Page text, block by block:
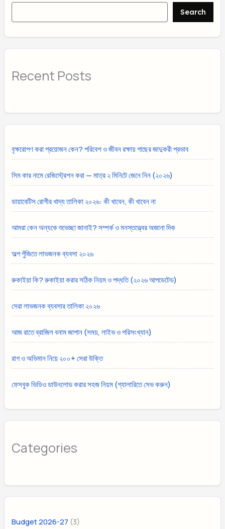
Search
Recent Posts
বৃক্ষরোপণ করা প্রয়োজন কেন? পরিবেশ ও জীবন রক্ষায় গাছের জাদুকরী প্রভাব
সিম কার নামে রেজিস্ট্রেশন করা — মাত্র ২ মিনিটে জেনে নিন (২০২৬)
ডায়াবেটিস রোগীর খাদ্য তালিকা ২০২৬: কী খাবেন, কী খাবেন না
আমরা কেন অন্যকে শুভেচ্ছা জানাই? সম্পর্ক ও মনস্তত্ত্বের অজানা দিক
অল্প পুঁজিতে লাভজনক ব্যবসা ২০২৬
রুকাইয়া কি? রুকাইয়া করার সঠিক নিয়ম ও পদ্ধতি (২০২৬ আপডেটেড)
সেরা লাভজনক ব্যবসার তালিকা ২০২৬
আজ রাতে ব্রাজিল বনাম জাপান (সময়, লাইভ ও পরিসংখ্যান)
রাগ ও অভিমান নিয়ে ২০০+ সেরা উক্তি
ফেসবুক ভিডিও ডাউনলোড করার সহজ নিয়ম (গ্যালারিতে সেভ করুন)
Categories
Budget 2026-27 (3)